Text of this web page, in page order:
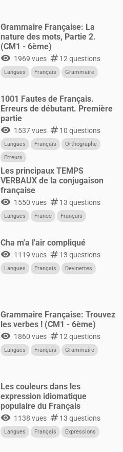
Grammaire Française: La
nature des mots, Partie 2.
(CM1 - 6ème)
visibility 1969 vues numbers12 questions
Langues Français Grammaire
1001 Fautes de Français.
Erreurs de débutant. Première
partie
visibility 1537 vues numbers10 questions
Langues Français
Orthographe
Erreurs
Les principaux TEMPS
VERBAUX de la conjugaison
française
visibility 1550 vues numbers13 questions
Langues France Français
Cha m'a l'air compliqué
visibility 1119 vues numbers13 questions
Langues Français Devinettes
Grammaire Française: Trouvez
les verbes ! (CM1 - 6ème)
visibility 1860 vues numbers12 questions
Langues Français Grammaire
Les couleurs dans les
expression idiomatique
populaire du Français
visibility 1138 vues numbers13 questions
Langues Français Expressions